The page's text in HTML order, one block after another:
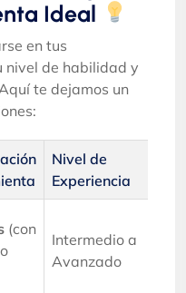
Ideal
en tus
nivel de habilidad y
te dejamos un
Nivel de
Experiencia
(con
Intermedio a
Avanzado